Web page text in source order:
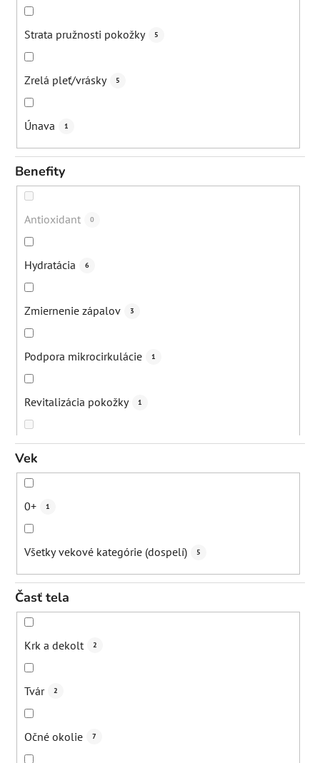
Strata pružnosti pokožky 5
Zrelá pleť/vrásky 5
Únava 1
Benefity
Antioxidant 0
Hydratácia 6
Zmiernenie zápalov 3
Podpora mikrocirkulácie 1
Revitalizácia pokožky 1
Udržanie hydratácie
Redukcia kruhov pod očami 3
Redukcia opuchov
Rozjasnenie
Spevnenie poko
Vek
0+ 1
Všetky vekové kategórie (dospelí) 5
Časť tela
Krk a dekolt 2
Tvár 2
Očné okolie 7